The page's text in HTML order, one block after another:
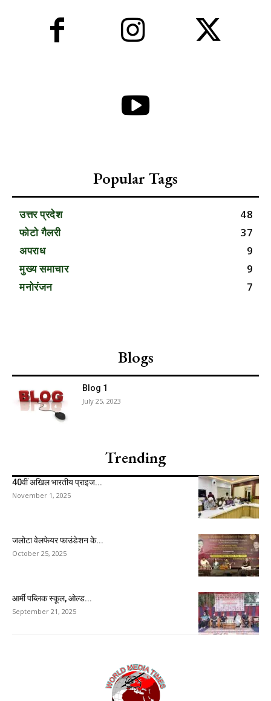
Popular Tags
उत्तर प्रदेश
48
फोटो गैलरी
37
अपराध
9
मुख्य समाचार
9
मनोरंजन
7
Blogs
Blog 1
July 25, 2023
Trending
40वीं अखिल भारतीय प्राइज...
November 1, 2025
जलोटा वेलफेयर फाउंडेशन के...
October 25, 2025
आर्मी पब्लिक स्कूल, ओल्ड...
September 21, 2025